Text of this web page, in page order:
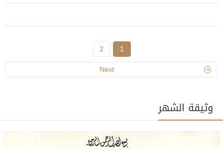
1
2
Next
وثيقة الشهر